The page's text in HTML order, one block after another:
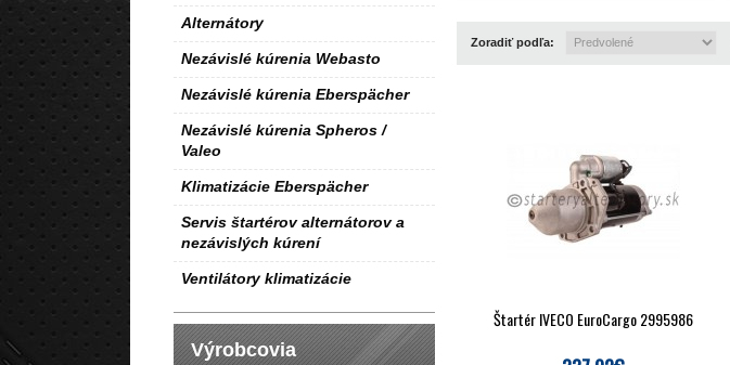
Alternátory
Nezávislé kúrenia Webasto
Nezávislé kúrenia Eberspächer
Nezávislé kúrenia Spheros /
Valeo
Klimatizácie Eberspächer
Servis štartérov alternátorov a
nezávislých kúrení
Ventilátory klimatizácie
Výrobcovia
Zoradiť podľa:
Štartér IVECO EuroCargo 2995986